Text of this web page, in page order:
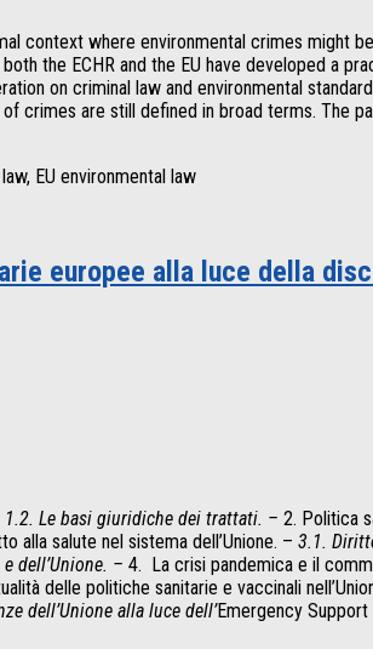
context where environmental crimes might
the ECHR and the EU have developed a
on criminal law and environmental
are still defined in broad terms. The
EU environmental law
europee alla luce della
1.2. Le basi giuridiche dei trattati. – 2. Politica
alla salute nel sistema dell’Unione. – 3.1.
dell’Unione. – 4. La crisi pandemica e il
delle politiche sanitarie e vaccinali
dell’Unione alla luce dell’Emergency Support